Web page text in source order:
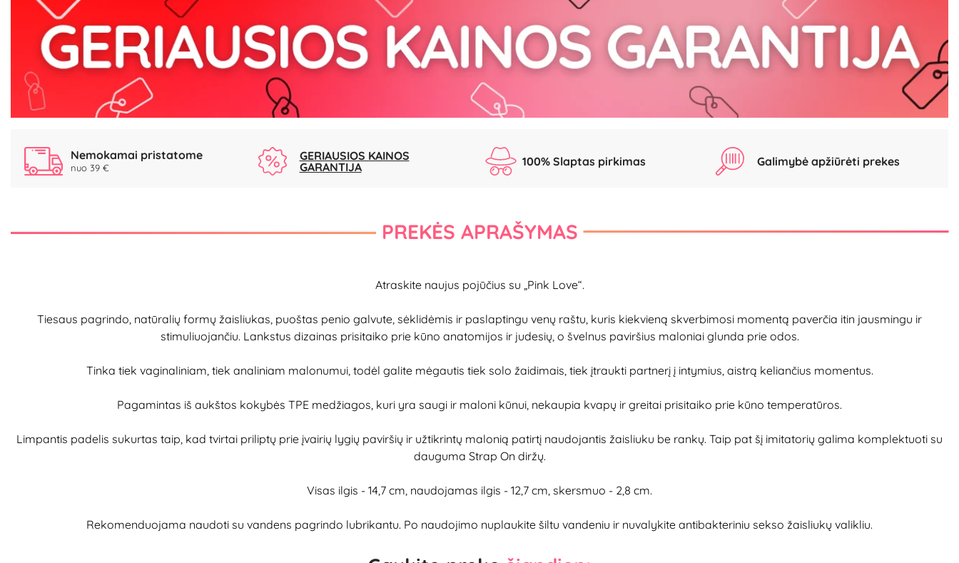
Nemokamai pristatome
nuo 39 €
GERIAUSIOS KAINOS
GARANTIJA
100% Slaptas pirkimas Galimybė apžiūrėti prekes
PREKĖS APRAŠYMAS
Atraskite naujus pojūčius su „Pink Love“.
Tiesaus pagrindo, natūralių formų žaisliukas, puoštas penio galvute, sėklidėmis ir paslaptingu venų raštu, kuris kiekvieną skverbimosi momentą paverčia itin jausmingu ir
stimuliuojančiu. Lankstus dizainas prisitaiko prie kūno anatomijos ir judesių, o švelnus paviršius maloniai glunda prie odos.
Tinka tiek vaginaliniam, tiek analiniam malonumui, todėl galite mėgautis tiek solo žaidimais, tiek įtraukti partnerį į intymius, aistrą keliančius momentus.
Pagamintas iš aukštos kokybės TPE medžiagos, kuri yra saugi ir maloni kūnui, nekaupia kvapų ir greitai prisitaiko prie kūno temperatūros.
Limpantis padelis sukurtas taip, kad tvirtai priliptų prie įvairių lygių paviršių ir užtikrintų malonią patirtį naudojantis žaisliuku be rankų. Taip pat šį imitatorių galima komplektuoti su
dauguma Strap On diržų.
Visas ilgis - 14,7 cm, naudojamas ilgis - 12,7 cm, skersmuo - 2,8 cm.
Rekomenduojama naudoti su vandens pagrindo lubrikantu. Po naudojimo nuplaukite šiltu vandeniu ir nuvalykite antibakteriniu sekso žaisliukų valikliu.